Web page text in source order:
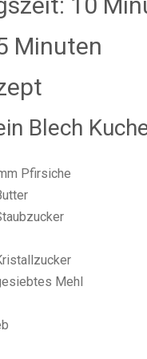
Minuten
Blech
Pfirsiche
Mehl